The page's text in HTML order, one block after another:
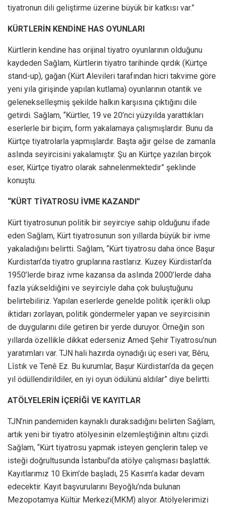
tiyatronun dili geliştirme üzerine büyük bir katkısı var.”
KÜRTLERİN KENDİNE HAS OYUNLARI
Kürtlerin kendine has orijinal tiyatro oyunlarının olduğunu
kaydeden Sağlam, Kürtlerin tiyatro tarihinde qırdık (Kürtçe
stand-up), gağan (Kürt Alevileri tarafından hicri takvime göre
yeni yıla girişinde yapılan kutlama) oyunlarının otantik ve
gelenekselleşmiş şekilde halkın karşısına çıktığını dile
getirdi. Sağlam, “Kürtler, 19 ve 20’nci yüzyılda yarattıkları
eserlerle bir biçim, form yakalamaya çalışmışlardır. Bunu da
Kürtçe tiyatrolarla yapmışlardır. Başta ağır gelse de zamanla
aslında seyircisini yakalamıştır. Şu an Kürtçe yazılan birçok
eser, Kürtçe tiyatro olarak sahnelenmektedir” şeklinde
konuştu.
“KÜRT TİYATROSU İVME KAZANDI”
Kürt tiyatrosunun politik bir seyirciye sahip olduğunu ifade
eden Sağlam, Kürt tiyatrosunun son yıllarda büyük bir ivme
yakaladığını belirtti. Sağlam, “Kürt tiyatrosu daha önce Başur
Kurdistan’da tiyatro gruplarına rastlarız. Kuzey Kürdistan’da
1950’lerde biraz ivme kazansa da aslında 2000’lerde daha
fazla yükseldiğini ve seyirciyle daha çok buluştuğunu
belirtebiliriz. Yapılan eserlerde genelde politik içerikli olup
iktidarı zorlayan, politik göndermeler yapan ve seyircisinin
de duygularını dile getiren bir yerde duruyor. Örneğin son
yıllarda özellikle dikkat ederseniz Amed Şehir Tiyatrosu’nun
yaratımları var. TJN hali hazırda oynadığı üç eseri var, Bêru,
Lîstık ve Tenê Ez. Bu kurumlar, Başur Kürdistan’da da geçen
yıl ödüllendirildiler, en iyi oyun ödülünü aldılar” diye belirtti.
ATÖLYELERİN İÇERİĞİ VE KAYITLAR
TJN’nin pandemiden kaynaklı duraksadığını belirten Sağlam,
artık yeni bir tiyatro atölyesinin elzemleştiğinin altını çizdi.
Sağlam, “Kürt tiyatrosu yapmak isteyen gençlerin talep ve
isteği doğrultusunda İstanbul’da atölye çalışması başlattık.
Kayıtlarımız 10 Ekim’de başladı, 25 Kasım’a kadar devam
edecektir. Kayıt başvurularını Beyoğlu’nda bulunan
Mezopotamya Kültür Merkezi(MKM) alıyor. Atölyelerimizi